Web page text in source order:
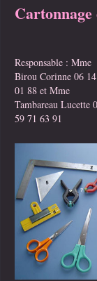
Responsable : Mme
Birou Corinne 06
01 88 et Mme
Tambareau Lucette
59 71 63 91